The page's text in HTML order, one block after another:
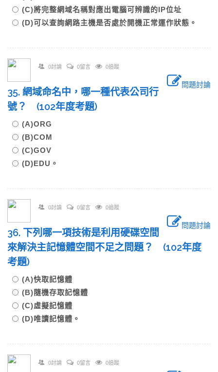
(C)將完整網域名稱對應出電腦可辨識的IP位址
(D)可以查詢網路主機是否處於開機正常運作狀態。
0討論 0留言 0追蹤
問題討論
35. 網域命名中，哪一種代表公司行
號？ (102年度考題)
(A)ORG
(B)COM
(C)GOV
(D)EDU。
0討論 0留言 0追蹤
問題討論
36. 下列哪一項技術是利用硬碟空間
來解決主記憶體空間不足之問題？ (102年度
考題)
(A)快取記憶體
(B)隨機存取記憶體
(C)虛擬記憶體
(D)唯讀記憶體。
0討論 0留言 0追蹤